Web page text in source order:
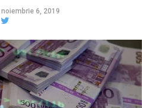
noiembrie 6, 2019